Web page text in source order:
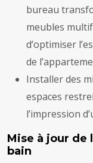
bureau
meubles
d’optimiser
de
Installer des
espaces
l’impression
Mise à jour de
bain